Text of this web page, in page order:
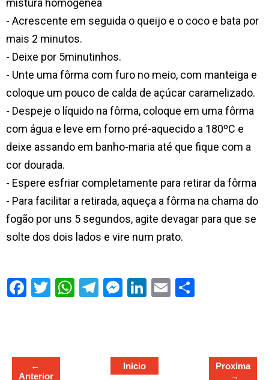
mistura homogênea
- Acrescente em seguida o queijo e o coco e bata por
mais 2 minutos.
- Deixe por 5minutinhos.
- Unte uma fôrma com furo no meio, com manteiga e
coloque um pouco de calda de açúcar caramelizado.
- Despeje o líquido na fôrma, coloque em uma fôrma
com água e leve em forno pré-aquecido a 180ºC e
deixe assando em banho-maria até que fique com a
cor dourada.
- Espere esfriar completamente para retirar da fôrma
- Para facilitar a retirada, aqueça a fôrma na chama do
fogão por uns 5 segundos, agite devagar para que se
solte dos dois lados e vire num prato.
←
Anterior
Proxima
→
Inicio